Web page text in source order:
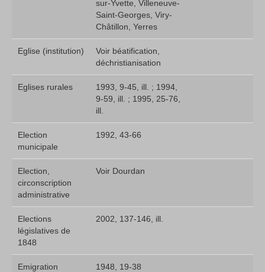
sur-Yvette, Villeneuve-
Saint-Georges, Viry-
Châtillon, Yerres
Eglise (institution)
Voir béatification,
déchristianisation
Eglises rurales
1993, 9-45, ill. ; 1994,
9-59, ill. ; 1995, 25-76,
ill.
Election
municipale
1992, 43-66
Election,
circonscription
administrative
Voir Dourdan
Elections
législatives de
1848
2002, 137-146, ill.
Emigration 1948, 19-38